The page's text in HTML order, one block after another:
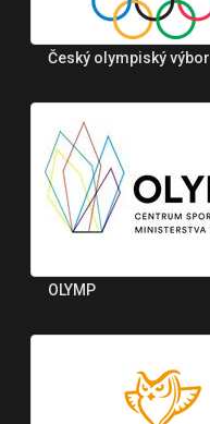
Český olympiský výbor
OLYMP